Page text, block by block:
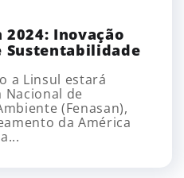
2024: Inovação
Sustentabilidade
a Linsul estará
Nacional de
(Fenasan),
da América